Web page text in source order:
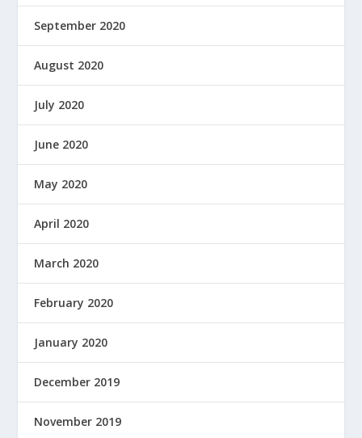
September 2020
August 2020
July 2020
June 2020
May 2020
April 2020
March 2020
February 2020
January 2020
December 2019
November 2019